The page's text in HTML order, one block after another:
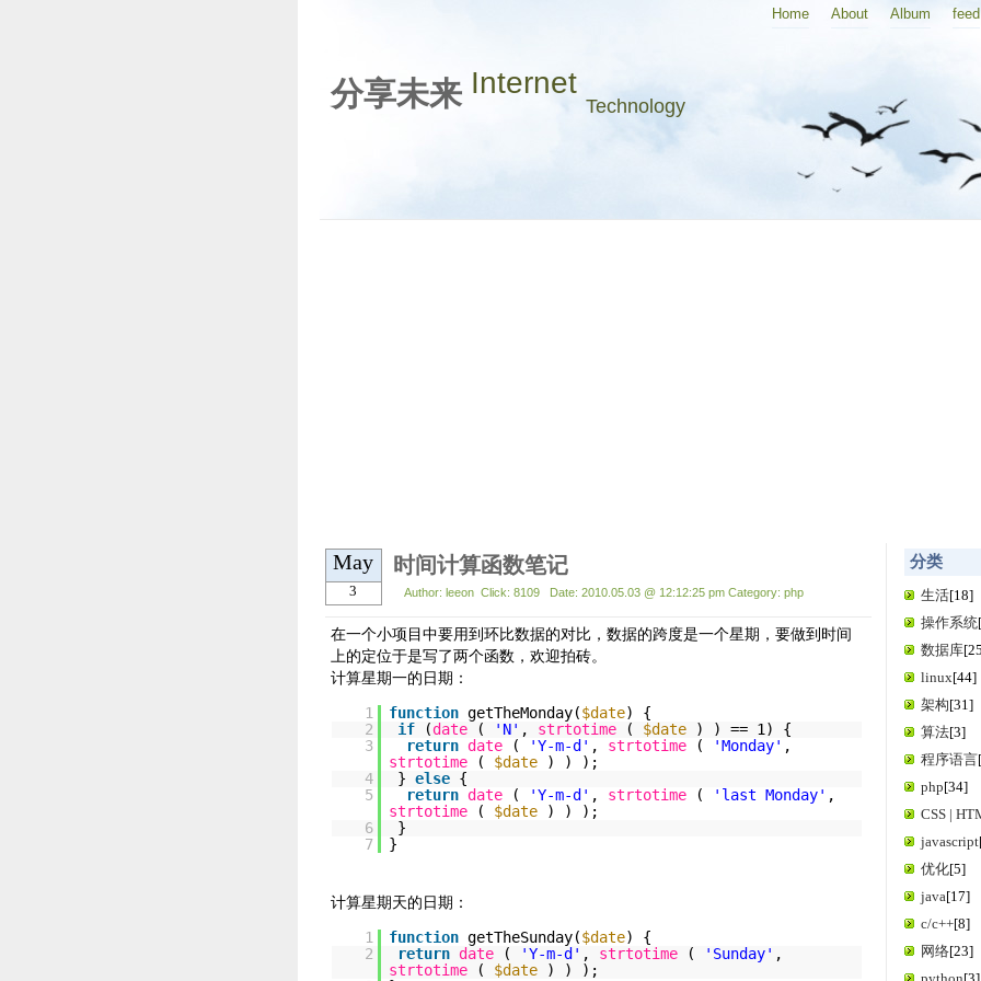
分享未来 Internet
Technology
Home About Album feed
May
3
时间计算函数笔记
Author: leeon Click: 8109 Date: 2010.05.03 @ 12:12:25 pm Category: php
在一个小项目中要用到环比数据的对比，数据的跨度是一个星期，要做到时间
上的定位于是写了两个函数，欢迎拍砖。
计算星期一的日期：
1
function getTheMonday($date) {
2
if (date ( 'N' , strtotime ( $date
) ) == 1) {
3
return date ( 'Y-m-d' , strtotime ( 'Monday' ,
strtotime
( $date
) ) );
4
} else {
5
return date ( 'Y-m-d' , strtotime ( 'last Monday' ,
strtotime
( $date
) ) );
6
}
7
}
计算星期天的日期：
1
function getTheSunday($date) {
2
return date ( 'Y-m-d' , strtotime ( 'Sunday' ,
strtotime
( $date
) ) );
分类
生活[18]
操作系统
数据库
linux[44]
架构[31]
算法[3]
程序语言
php[34]
CSS |
javascript
优化[5]
java[17]
c/c++[8]
网络[23]